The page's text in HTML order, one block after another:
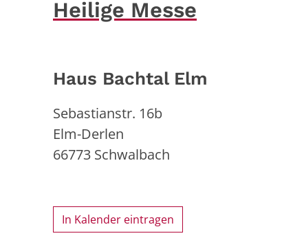
Heilige Messe
Haus Bachtal Elm
Sebastianstr. 16b
Elm-Derlen
66773 Schwalbach
In Kalender eintragen